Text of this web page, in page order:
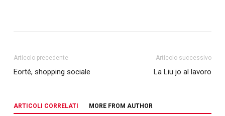
Articolo precedente
Eorté, shopping sociale
Articolo successivo
La Liu jo al lavoro
ARTICOLI CORRELATI MORE FROM AUTHOR